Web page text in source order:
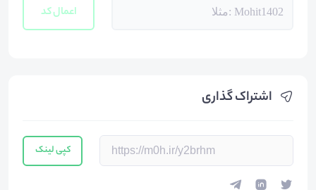
اشتراک گذاری
کپی لینک
اعمال کد